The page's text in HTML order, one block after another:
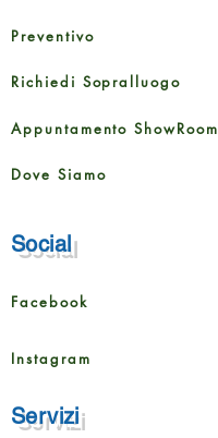
Dimensione della
confezione
Preventivo
Richiedi Sopralluogo
Appuntamento ShowRoom
Dove Siamo
Social
Facebook
Instagram
Servizi